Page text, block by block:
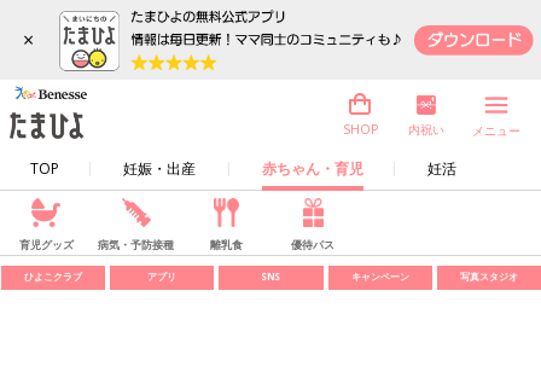
×
TOP 妊娠・出産 赤ちゃん・育児 妊活
SHOP 内祝い メニュー
育児グッズ 病気・予防接種 離乳食 優待パス
ひよこクラブ アプリ SNS キャンペーン 写真スタジオ